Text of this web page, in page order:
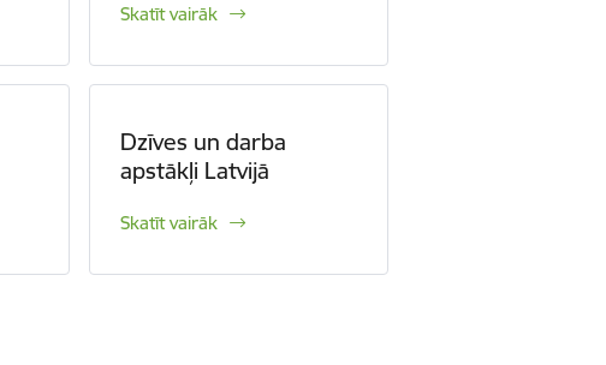
Skatīt vairāk
Dzīves un darba
apstākļi Latvijā
Skatīt vairāk